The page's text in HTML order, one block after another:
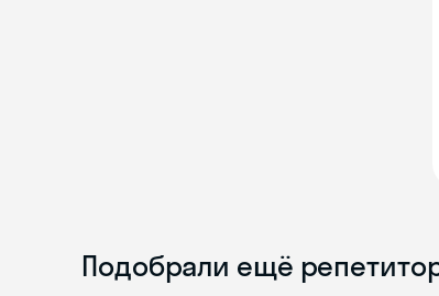
Подобрали ещё